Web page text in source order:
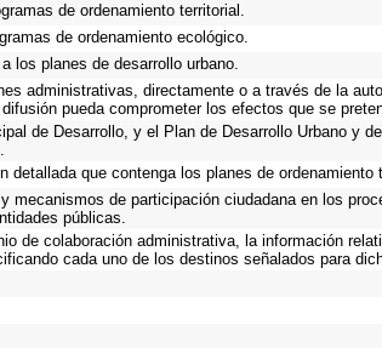
de ordenamiento territorial.
de ordenamiento ecológico.
los planes de desarrollo urbano.
administrativas, directamente o a través de la
pueda comprometer los efectos que se
de Desarrollo, y el Plan de Desarrollo Urbano y
detallada que contenga los planes de ordenamiento
mecanismos de participación ciudadana en los
públicas.
de colaboración administrativa, la información
cada uno de los destinos señalados para